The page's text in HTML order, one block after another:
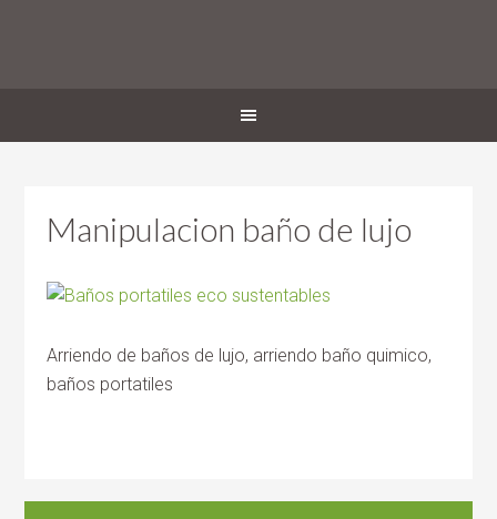
Manipulacion baño de lujo
Arriendo de baños de lujo, arriendo baño quimico,
baños portatiles